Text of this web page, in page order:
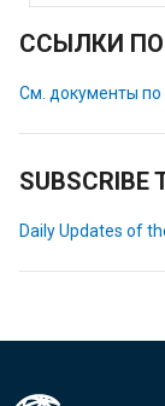
ССЫЛКИ
См. документы по
SUBSCRIBE
Daily Updates of